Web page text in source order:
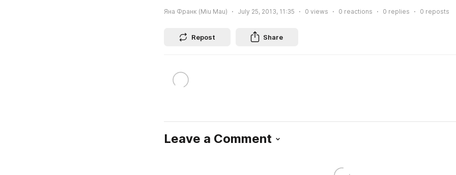
Яна Франк (Miu Mau) July 25, 2013, 11:35 0 views 0 reactions 0 replies 0 reposts
Repost Share
Leave a Comment